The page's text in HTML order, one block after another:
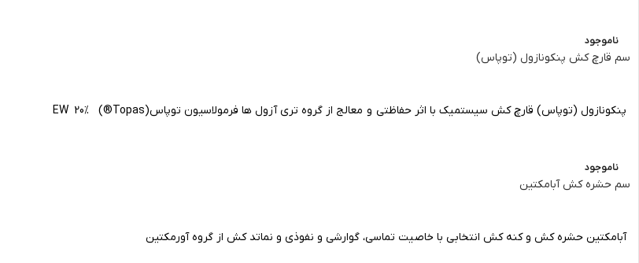
ناموجود
سم قارچ کش پنکونازول (توپاس)
پنکونازول (توپاس) قارچ کش سیستمیک با اثر حفاظتی و معالج از گروه تری آزول ها فرمولاسیون توپاس(Topas®) EW 20%
ناموجود
سم حشره کش آبامکتین
آبامکتین حشره کش و کنه کش انتخابی با خاصیت تماسی، گوارشی و نفوذی و نماتد کش از گروه آورمکتین